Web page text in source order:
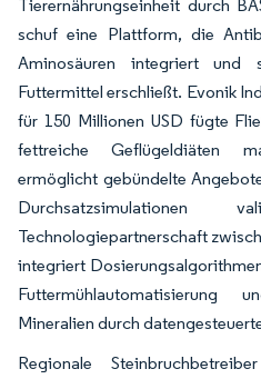
Tierernährungseinheit durch
schuf eine Plattform, die
Aminosäuren integriert
Futtermittel erschließt. Evonik
für 150 Millionen USD fügte
fettreiche Geflügeldiäten
ermöglicht gebündelte
Technologiepartnerschaft
integriert
Futtermühlautomatisierung
Mineralien durch
Regionale